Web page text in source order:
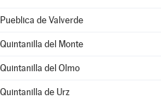
Pueblica de Valverde
Quintanilla del Monte
Quintanilla del Olmo
Quintanilla de Urz